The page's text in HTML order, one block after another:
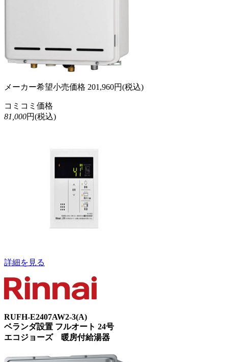
メーカー希望小売価格 201,960円(税込)
コミコミ価格
81,000円(税込)
詳細を見る
RUFH-E2407AW2-3(A)
ベランダ設置 フルオート 24号
エコジョーズ 暖房付給湯器